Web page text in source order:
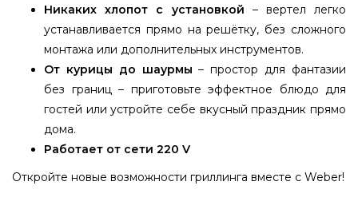
Никаких хлопот с установкой – вертел легко
устанавливается прямо на решётку, без сложного
монтажа или дополнительных инструментов.
От курицы до шаурмы – простор для фантазии
без границ – приготовьте эффектное блюдо для
гостей или устройте себе вкусный праздник прямо
дома.
Работает от сети 220 V
Откройте новые возможности гриллинга вместе с Weber!